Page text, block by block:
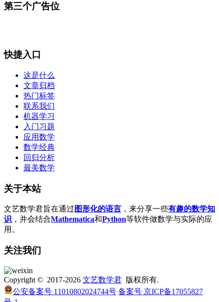
第三个广告位
快捷入口
这是什么
文章归档
热门标签
联系我们
机器学习
入门习题
应用数学
数学经典
回归分析
最美数学
关于本站
文艺数学君旨在通过 图形化的语言 ，来分享一些有趣的数学知
识 ，并会结合Mathematica和Python等软件做数学与实际的应
用。
关注我们
Copyright © 2017-2026 文艺数学君 版权所有.
公安备案号 11010802024744号 备案号 京ICP备17055827